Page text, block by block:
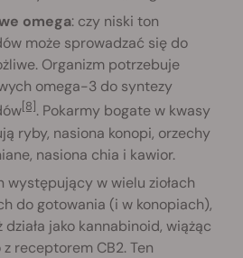
omega: czy niski ton
może sprowadzać się do
Organizm potrzebuje
omega-3 do syntezy
[8]. Pokarmy bogate w kwasy
ryby, nasiona konopi, orzechy
nasiona chia i kawior.
występujący w wielu ziołach
do gotowania (i w konopiach),
jako kannabinoid, wiążąc
receptorem CB2. Ten